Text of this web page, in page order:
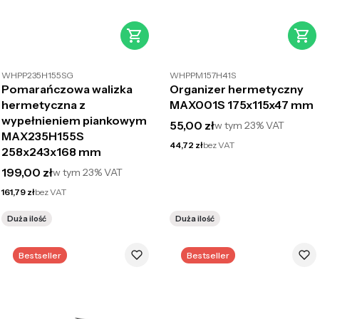
WHPP235H155SG
Pomarańczowa walizka
hermetyczna z
wypełnieniem piankowym
MAX235H155S
258x243x168 mm
Cena brutto
199,00 złw tym23%VAT
Cena netto
161,79 złbez VAT
Duża ilość
WHPPM157H41S
Organizer hermetyczny
MAX001S 175x115x47 mm
Cena brutto
55,00 złw tym 23%VAT
Cena netto
44,72 złbez VAT
Duża ilość
Bestseller Bestseller